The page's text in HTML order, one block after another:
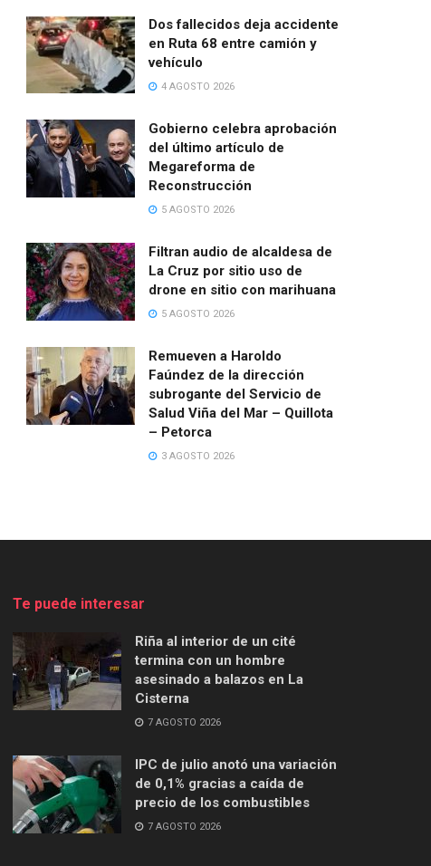
Dos fallecidos deja accidente
en Ruta 68 entre camión y
vehículo
4 AGOSTO 2026
Gobierno celebra aprobación
del último artículo de
Megareforma de
Reconstrucción
5 AGOSTO 2026
Filtran audio de alcaldesa de
La Cruz por sitio uso de
drone en sitio con marihuana
5 AGOSTO 2026
Remueven a Haroldo
Faúndez de la dirección
subrogante del Servicio de
Salud Viña del Mar – Quillota
– Petorca
3 AGOSTO 2026
Te puede interesar
Riña al interior de un cité
termina con un hombre
asesinado a balazos en La
Cisterna
7 AGOSTO 2026
IPC de julio anotó una variación
de 0,1% gracias a caída de
precio de los combustibles
7 AGOSTO 2026